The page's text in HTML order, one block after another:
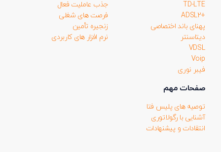
TD-LTE
+ADSL2
پهنای باند اختصاصی
دیتاسنتر
VDSL
Voip
فیبر نوری
جذب عاملیت فعال
فرصت های شغلی
زنجیره تأمین
نرم افزار های کاربردی
صفحات مهم
توصیه های پلیس فتا
آشنایی با رگولاتوری
انتقادات و پیشنهادات